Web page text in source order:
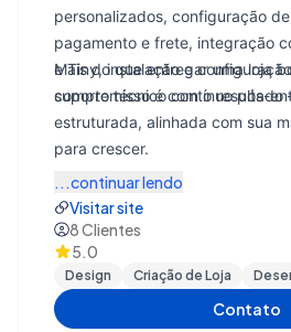
personalizados, configuração
pagamento e frete, integração
e Tiny, instalação e
suporte técnico contínuo pós-
Mais do que entregar uma loja
compromisso é com o
estruturada, alinhada com sua
para crescer.
...continuar lendo
Visitar site
8Clientes
5.0
Design Criação de Loja
Contato